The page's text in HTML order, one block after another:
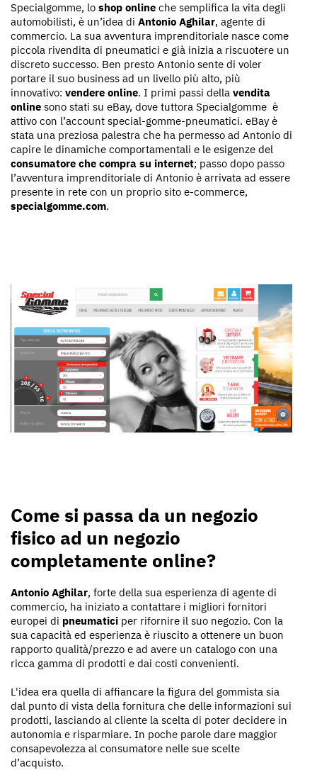
Specialgomme, lo shop online che semplifica la vita degli
automobilisti, è un’idea di Antonio Aghilar, agente di
commercio. La sua avventura imprenditoriale nasce come
piccola rivendita di pneumatici e già inizia a riscuotere un
discreto successo. Ben presto Antonio sente di voler
portare il suo business ad un livello più alto, più
innovativo: vendere online. I primi passi della vendita
online sono stati su eBay, dove tuttora Specialgomme è
attivo con l’account special-gomme-pneumatici. eBay è
stata una preziosa palestra che ha permesso ad Antonio di
capire le dinamiche comportamentali e le esigenze del
consumatore che compra su internet; passo dopo passo
l’avventura imprenditoriale di Antonio è arrivata ad essere
presente in rete con un proprio sito e-commerce,
specialgomme.com.
Come si passa da un negozio
fisico ad un negozio
completamente online?
Antonio Aghilar, forte della sua esperienza di agente di
commercio, ha iniziato a contattare i migliori fornitori
europei di pneumatici per rifornire il suo negozio. Con la
sua capacità ed esperienza è riuscito a ottenere un buon
rapporto qualità/prezzo e ad avere un catalogo con una
ricca gamma di prodotti e dai costi convenienti.
L'idea era quella di affiancare la figura del gommista sia
dal punto di vista della fornitura che delle informazioni sui
prodotti, lasciando al cliente la scelta di poter decidere in
autonomia e risparmiare. In poche parole dare maggior
consapevolezza al consumatore nelle sue scelte
d’acquisto.